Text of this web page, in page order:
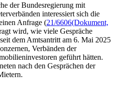
der Bundesregierung mit
interessiert sich die
Anfrage (21/6606(Dokument,
wird, wie viele Gespräche
dem Amtsantritt am 6. Mai 2025
Verbänden der
geführt hätten.
nach den Gesprächen der